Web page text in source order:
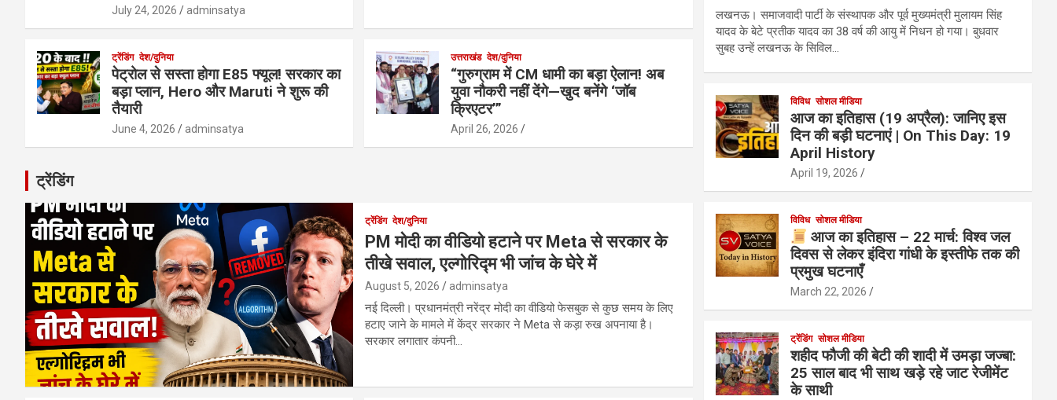
July 24, 2026 adminsatya
ट्रेंडिंग देश/दुनिया
पेट्रोल से सस्ता होगा E85 फ्यूल! सरकार का
बड़ा प्लान, Hero और Maruti ने शुरू की
तैयारी
June 4, 2026 adminsatya
उत्तराखंड देश/दुनिया
“गुरुग्राम में CM धामी का बड़ा ऐलान! अब
युवा नौकरी नहीं देंगे—खुद बनेंगे ‘जॉब
क्रिएटर’”
April 26, 2026
ट्रेंडिंग
ट्रेंडिंग देश/दुनिया
PM मोदी का वीडियो हटाने पर Meta से सरकार के
तीखे सवाल, एल्गोरिद्म भी जांच के घेरे में
August 5, 2026 adminsatya
नई दिल्ली। प्रधानमंत्री नरेंद्र मोदी का वीडियो फेसबुक से कुछ समय के लिए
हटाए जाने के मामले में केंद्र सरकार ने Meta से कड़ा रुख अपनाया है।
सरकार लगातार कंपनी…
लखनऊ। समाजवादी पार्टी के संस्थापक और पूर्व मुख्यमंत्री मुलायम सिंह
यादव के बेटे प्रतीक यादव का 38 वर्ष की आयु में निधन हो गया। बुधवार
सुबह उन्हें लखनऊ के सिविल…
विविध सोशल मीडिया
आज का इतिहास (19 अप्रैल): जानिए इस
दिन की बड़ी घटनाएं | On This Day: 19
April History
April 19, 2026
विविध सोशल मीडिया
आज का इतिहास – 22 मार्च: विश्व जल
दिवस से लेकर इंदिरा गांधी के इस्तीफे तक की
प्रमुख घटनाएँ
March 22, 2026
ट्रेंडिंग सोशल मीडिया
शहीद फौजी की बेटी की शादी में उमड़ा जज्बा:
25 साल बाद भी साथ खड़े रहे जाट रेजीमेंट
के साथी